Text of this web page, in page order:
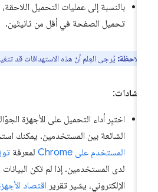
بالنسبة إلى عمليات التحميل اللاحقة،
تحميل الصفحة في أقل من ثانيتَين.
ملاحظة:يُرجى العِلم أنّ هذه الاستهدافات قد تتغير
:
اختبِر أداء التحميل على الأجهزة الجوّالة
الشائعة بين المستخدمين. يمكنك
المستخدم على Chrome
لمعرفةتوزيع
لدى المستخدمين. إذا لم تكن البيانات
الإلكتروني، يشير تقريراقتصاد الأجهزة